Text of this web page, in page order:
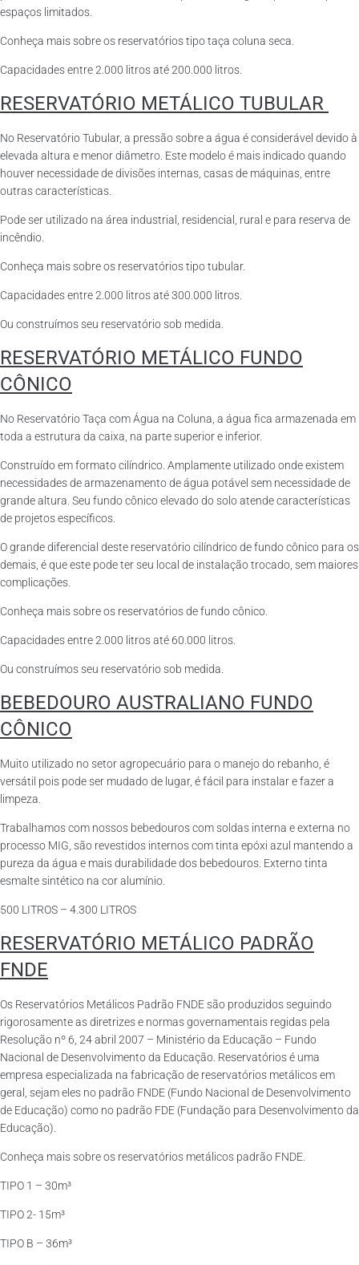
espaços limitados.
Conheça mais sobre os reservatórios tipo taça coluna seca.
Capacidades entre 2.000 litros até 200.000 litros.
RESERVATÓRIO METÁLICO TUBULAR
No Reservatório Tubular, a pressão sobre a água é considerável devido à
elevada altura e menor diâmetro. Este modelo é mais indicado quando
houver necessidade de divisões internas, casas de máquinas, entre
outras características.
Pode ser utilizado na área industrial, residencial, rural e para reserva de
incêndio.
Conheça mais sobre os reservatórios tipo tubular.
Capacidades entre 2.000 litros até 300.000 litros.
Ou construímos seu reservatório sob medida.
RESERVATÓRIO METÁLICO FUNDO
CÔNICO
No Reservatório Taça com Água na Coluna, a água fica armazenada em
toda a estrutura da caixa, na parte superior e inferior.
Construído em formato cilíndrico. Amplamente utilizado onde existem
necessidades de armazenamento de água potável sem necessidade de
grande altura. Seu fundo cônico elevado do solo atende características
de projetos específicos.
O grande diferencial deste reservatório cilíndrico de fundo cônico para os
demais, é que este pode ter seu local de instalação trocado, sem maiores
complicações.
Conheça mais sobre os reservatórios de fundo cônico.
Capacidades entre 2.000 litros até 60.000 litros.
Ou construímos seu reservatório sob medida.
BEBEDOURO AUSTRALIANO FUNDO
CÔNICO
Muito utilizado no setor agropecuário para o manejo do rebanho, é
versátil pois pode ser mudado de lugar, é fácil para instalar e fazer a
limpeza.
Trabalhamos com nossos bebedouros com soldas interna e externa no
processo MIG, são revestidos internos com tinta epóxi azul mantendo a
pureza da água e mais durabilidade dos bebedouros. Externo tinta
esmalte sintético na cor alumínio.
500 LITROS – 4.300 LITROS
RESERVATÓRIO METÁLICO PADRÃO
FNDE
Os Reservatórios Metálicos Padrão FNDE são produzidos seguindo
rigorosamente as diretrizes e normas governamentais regidas pela
Resolução nº 6, 24 abril 2007 – Ministério da Educação – Fundo
Nacional de Desenvolvimento da Educação. Reservatórios é uma
empresa especializada na fabricação de reservatórios metálicos em
geral, sejam eles no padrão FNDE (Fundo Nacional de Desenvolvimento
de Educação) como no padrão FDE (Fundação para Desenvolvimento da
Educação).
Conheça mais sobre os reservatórios metálicos padrão FNDE.
TIPO 1 – 30m³
TIPO 2- 15m³
TIPO B – 36m³